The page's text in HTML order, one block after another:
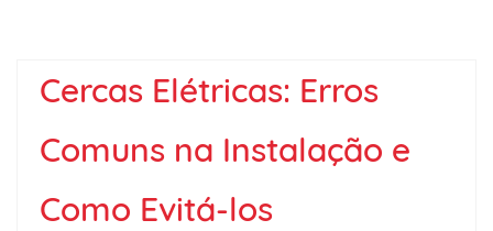
Cercas Elétricas: Erros
Comuns na Instalação e
Como Evitá-los